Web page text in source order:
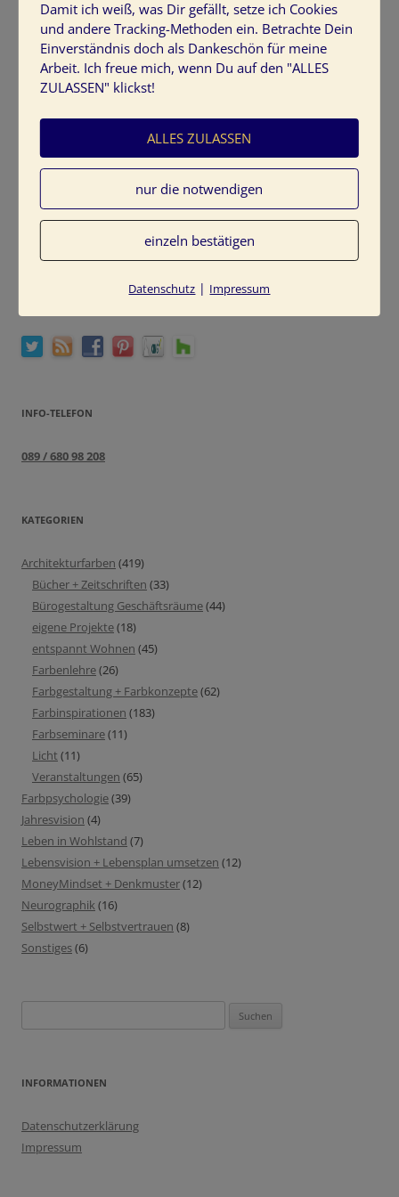
TINE KOCOUREK LIVE:
NeuroGraphik® Basiskurs September
Infos & Anmelden
NEWSLETTER NEUROGRAPHIK
INFO-TELEFON
089 / 680 98 208
KATEGORIEN
Architekturfarben (419)
Bücher + Zeitschriften (33)
Bürogestaltung Geschäftsräume(44)
eigene Projekte(18)
entspannt Wohnen (45)
Farbenlehre(26)
Farbgestaltung + Farbkonzepte(62)
Farbinspirationen (183)
Farbseminare(11)
Licht (11)
Veranstaltungen (65)
Farbpsychologie(39)
Jahresvision (4)
Leben in Wohlstand (7)
Lebensvision + Lebensplan umsetzen (12)
MoneyMindset + Denkmuster(12)
Neurographik(16)
Selbstwert + Selbstvertrauen (8)
Sonstiges(6)
nach:
INFORMATIONEN
Datenschutzerklärung
Impressum
Damit ich weiß, was Dir gefällt, setze ich Cookies
und andere Tracking-Methoden ein. Betrachte Dein
Einverständnis doch als Dankeschön für meine
Arbeit. Ich freue mich, wenn Du auf den "ALLES
ZULASSEN" klickst!
ALLES ZULASSEN
nur die notwendigen
einzeln bestätigen
Datenschutz | Impressum